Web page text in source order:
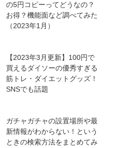
の5円コピーってどうなの？
お得？機能面など調べてみた
（2023年1月）
【2023年3月更新】100円で
買えるダイソーの優秀すぎる
筋トレ・ダイエットグッズ！
SNSでも話題
ガチャガチャの設置場所や最
新情報がわからない！という
ときの検索方法をまとめてみ